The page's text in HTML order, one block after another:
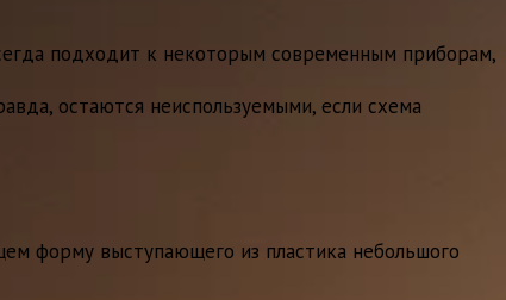
подходит к некоторым современным приборам,
остаются неиспользуемыми, если схема
форму выступающего из пластика небольшого